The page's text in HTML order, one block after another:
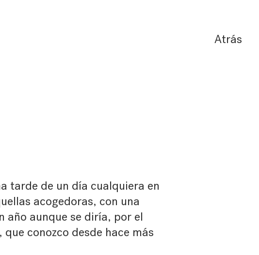
Atrás
tarde de un día cualquiera en
acogedoras, con una
año aunque se diría, por el
conozco desde hace más